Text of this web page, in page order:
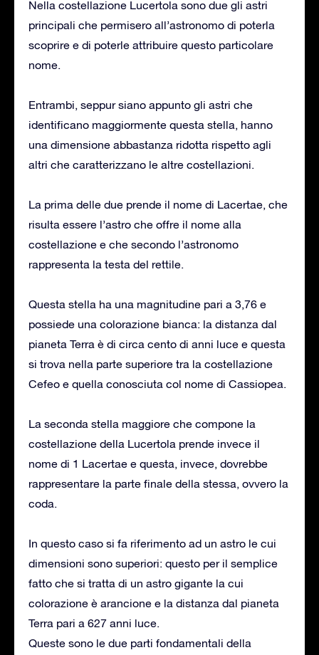
Nella costellazione Lucertola sono due gli astri
principali che permisero all’astronomo di poterla
scoprire e di poterle attribuire questo particolare
nome.
Entrambi, seppur siano appunto gli astri che
identificano maggiormente questa stella, hanno
una dimensione abbastanza ridotta rispetto agli
altri che caratterizzano le altre costellazioni.
La prima delle due prende il nome di Lacertae, che
risulta essere l’astro che offre il nome alla
costellazione e che secondo l’astronomo
rappresenta la testa del rettile.
Questa stella ha una magnitudine pari a 3,76 e
possiede una colorazione bianca: la distanza dal
pianeta Terra è di circa cento di anni luce e questa
si trova nella parte superiore tra la costellazione
Cefeo e quella conosciuta col nome di Cassiopea.
La seconda stella maggiore che compone la
costellazione della Lucertola prende invece il
nome di 1 Lacertae e questa, invece, dovrebbe
rappresentare la parte finale della stessa, ovvero la
coda.
In questo caso si fa riferimento ad un astro le cui
dimensioni sono superiori: questo per il semplice
fatto che si tratta di un astro gigante la cui
colorazione è arancione e la distanza dal pianeta
Terra pari a 627 anni luce.
Queste sono le due parti fondamentali della